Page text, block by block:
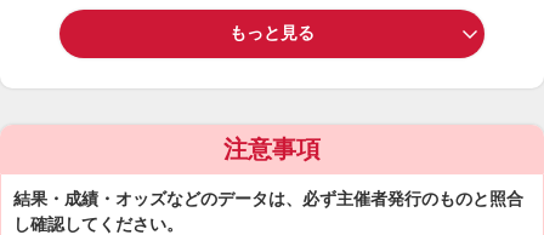
もっと見る
注意事項
結果・成績・オッズなどのデータは、必ず主催者発行のものと照合
し確認してください。